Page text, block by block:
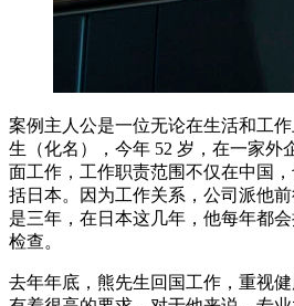
案例主人公是一位无论在生活和工
生（化名），今年 52 岁，在一家外
面工作，工作职责范围不仅在中国
括日本。因为工作关系，公司派他
是三年，在日本这几年，他每年都
检查。
去年年底，熊先生回国工作，重视